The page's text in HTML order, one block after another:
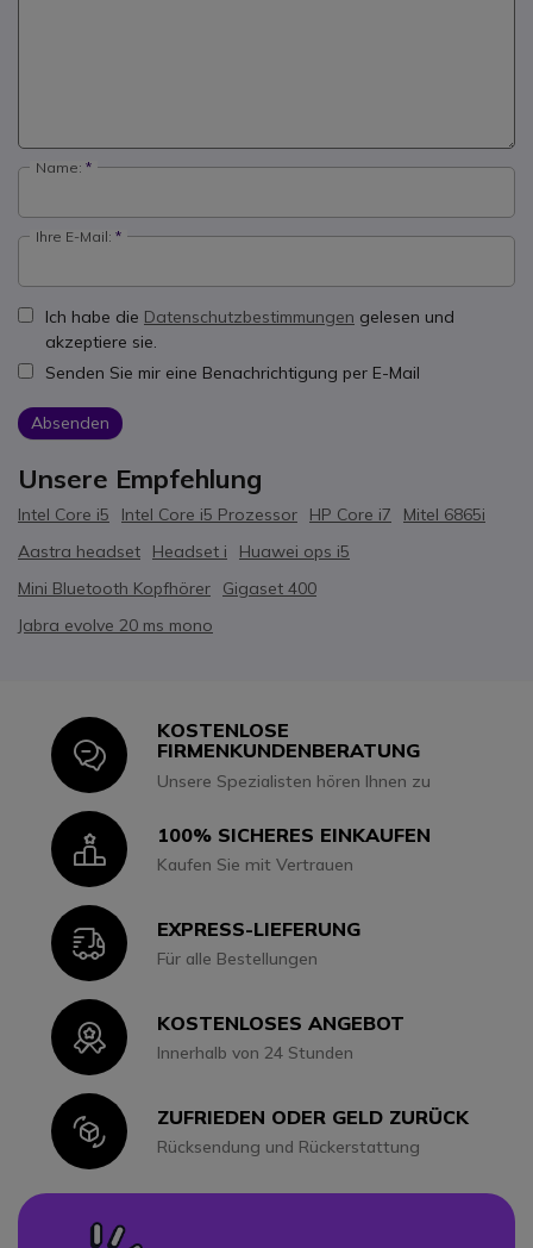
Name:
Ihre E-Mail:
Ich habe die Datenschutzbestimmungen gelesen und
akzeptiere sie.
Senden Sie mir eine Benachrichtigung per E-Mail
Absenden
Unsere Empfehlung
Intel Core i5 Intel Core i5 Prozessor HP Core i7
Mitel 6865i
Aastra headset
Headset i
Huawei ops i5
Mini Bluetooth Kopfhörer
Gigaset 400
Jabra evolve 20 ms mono
Icon
KOSTENLOSE
FIRMENKUNDENBERATUNG
Unsere Spezialisten hören Ihnen zu
Icon100% SICHERES EINKAUFEN
Kaufen Sie mit Vertrauen
IconEXPRESS-LIEFERUNG
Für alle Bestellungen
IconKOSTENLOSES ANGEBOT
Innerhalb von 24 Stunden
IconZUFRIEDEN ODER GELD ZURÜCK
Rücksendung und Rückerstattung